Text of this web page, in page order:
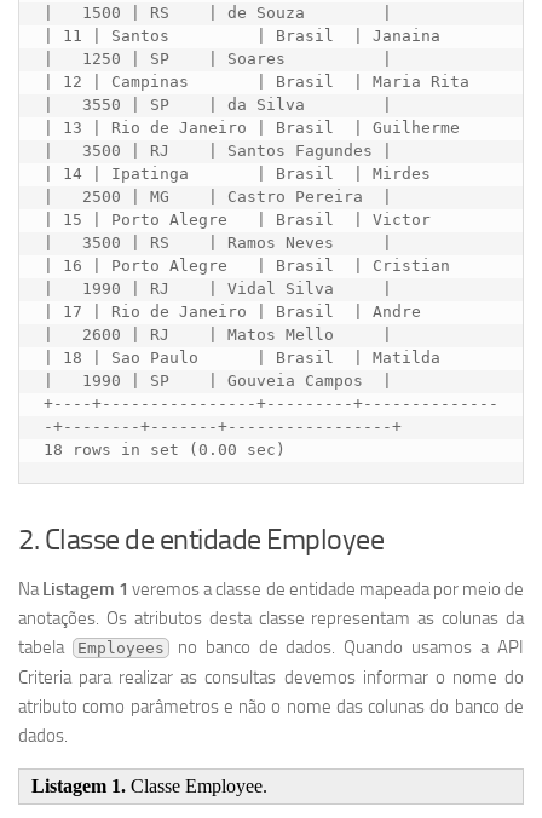
|   1500 | RS    | de Souza        |
| 11 | Santos         | Brasil  | Janaina
|   1250 | SP    | Soares          |
| 12 | Campinas       | Brasil  | Maria Rita
|   3550 | SP    | da Silva        |
| 13 | Rio de Janeiro | Brasil  | Guilherme
|   3500 | RJ    | Santos Fagundes |
| 14 | Ipatinga       | Brasil  | Mirdes
|   2500 | MG    | Castro Pereira  |
| 15 | Porto Alegre   | Brasil  | Victor
|   3500 | RS    | Ramos Neves     |
| 16 | Porto Alegre   | Brasil  | Cristian
|   1990 | RJ    | Vidal Silva     |
| 17 | Rio de Janeiro | Brasil  | Andre
|   2600 | RJ    | Matos Mello     |
| 18 | Sao Paulo      | Brasil  | Matilda
|   1990 | SP    | Gouveia Campos  |
+----+----------------+---------+--------------
-+--------+-------+-----------------+
2. Classe de entidade Employee
NaListagem 1 veremos a classe de entidade mapeada por meio de
anotações. Os atributos desta classe representam as colunas da
tabela
Employees no banco de dados. Quando usamos a API
Criteria para realizar as consultas devemos informar o nome do
atributo como parâmetros e não o nome das colunas do banco de
dados.
Listagem 1. Classe Employee.